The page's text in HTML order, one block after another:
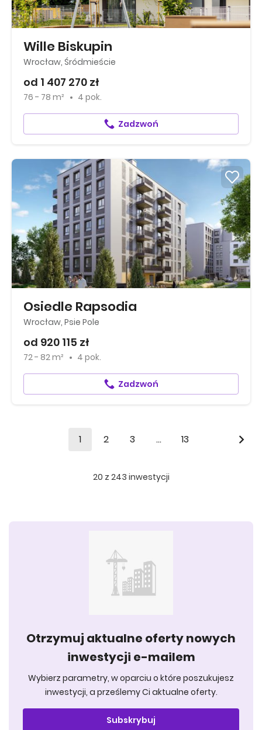
Wille Biskupin
Wrocław, Śródmieście
od 1 407 270 zł
76 - 78 m² 4 pok.
Zadzwoń
Osiedle Rapsodia
Wrocław, Psie Pole
od 920 115 zł
72 - 82 m² 4 pok.
Zadzwoń
1 2 3 ... 13
20 z 243 inwestycji
Otrzymuj aktualne oferty nowych
inwestycji e-mailem
Wybierz parametry, w oparciu o które poszukujesz
inwestycji, a prześlemy Ci aktualne oferty.
Subskrybuj